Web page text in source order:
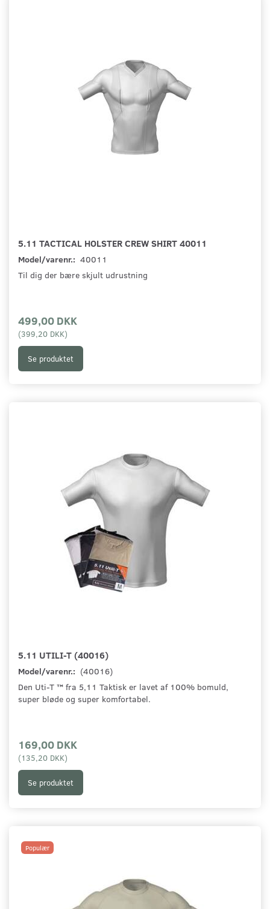
5.11 TACTICAL HOLSTER CREW SHIRT 40011
Model/varenr.: 40011
Til dig der bære skjult udrustning
499,00 DKK
(399,20 DKK)
Se produktet
5.11 UTILI-T (40016)
Model/varenr.: (40016)
Den Uti-T ™ fra 5,11 Taktisk er lavet af 100% bomuld,
super bløde og super komfortabel.
169,00 DKK
(135,20 DKK)
Se produktet
Populær